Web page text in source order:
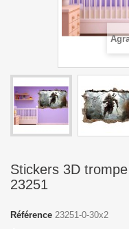
Stickers 3D
23251
Référence 23251-0-30x2